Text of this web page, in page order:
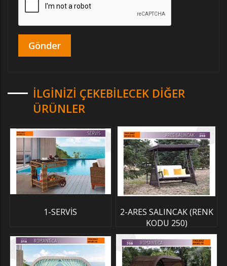
İLGINIZI ÇEKEBILECEK DIĞER
ÜRÜNLER
1-SERVİS
2-ARES SALINCAK (RENK
KODU 250)